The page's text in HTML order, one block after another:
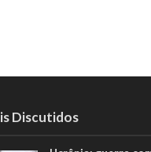
Discutidos